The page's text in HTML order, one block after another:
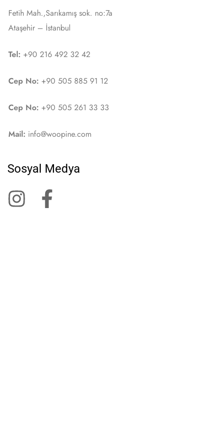
Fetih Mah.,Sarıkamış sok. no:7a
Ataşehir – İstanbul
Tel: +90 216 492 32 42
Cep No: +90 505 885 91 12
Cep No: +90 505 261 33 33
Mail: info@woopine.com
Sosyal Medya